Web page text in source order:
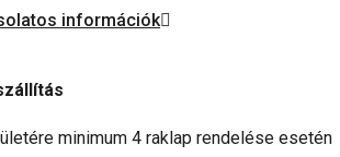
információk
minimum 4 raklap rendelése esetén